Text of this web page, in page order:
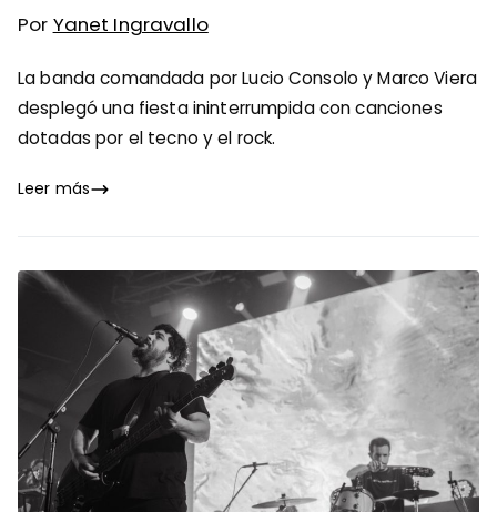
Por Yanet Ingravallo
La banda comandada por Lucio Consolo y Marco Viera
desplegó una fiesta ininterrumpida con canciones
dotadas por el tecno y el rock.
Leer más